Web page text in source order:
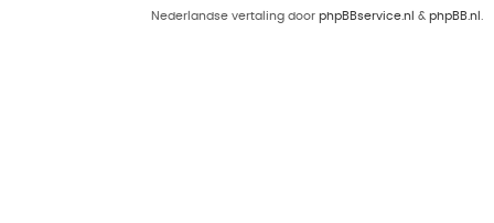
Nederlandse vertaling door phpBBservice.nl & phpBB.nl